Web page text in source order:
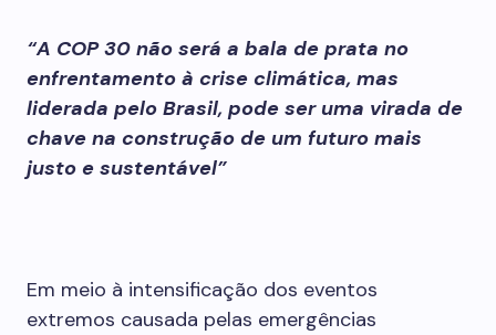
“A COP 30 não será a bala de prata no
enfrentamento à crise climática, mas
liderada pelo Brasil, pode ser uma virada de
chave na construção de um futuro mais
justo e sustentável”
Em meio à intensificação dos eventos
extremos causada pelas emergências